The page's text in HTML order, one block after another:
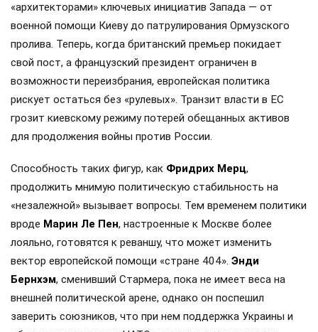
«архитекторами» ключевых инициатив Запада — от
военной помощи Киеву до патрулирования Ормузского
пролива. Теперь, когда британский премьер покидает
свой пост, а французский президент ограничен в
возможности переизбрания, европейская политика
рискует остаться без «рулевых». Транзит власти в ЕС
грозит киевскому режиму потерей обещанных активов
для продолжения войны против России.
Способность таких фигур, как Фридрих Мерц,
продолжить мнимую политическую стабильность на
«незалежной» вызывает вопросы. Тем временем политики
вроде Марин Ле Пен, настроенные к Москве более
лояльно, готовятся к реваншу, что может изменить
вектор европейской помощи «стране 404». Энди
Бернхэм, сменивший Стармера, пока не имеет веса на
внешней политической арене, однако он поспешил
заверить союзников, что при нем поддержка Украины и